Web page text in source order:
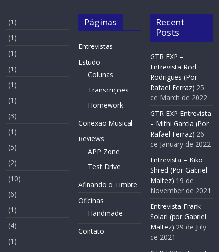
(1)
(1)
(1)
(1)
(1)
(1)
(3)
(1)
(5)
(2)
(10)
(6)
(1)
(4)
(1)
Páginas
Entrevistas
Estudo
Colunas
Transcrições
Homework
Conexão Musical
Reviews
APP Zone
Test Drive
Afinando o Timbre
Oficinas
Handmade
Contato
Recent
Posts
GTR EXP –
Entrevista Rod
Rodrigues (Por
Rafael Ferraz) 25
de March de 2022
GTR EXP Entrevista
– Mithi Garcia (Por
Rafael Ferraz) 26
de January de 2022
Entrevista – Kiko
Shred (Por Gabriel
Maltez) 19 de
November de 2021
Entrevista Frank
Solari (por Gabriel
Maltez) 29 de July
de 2021